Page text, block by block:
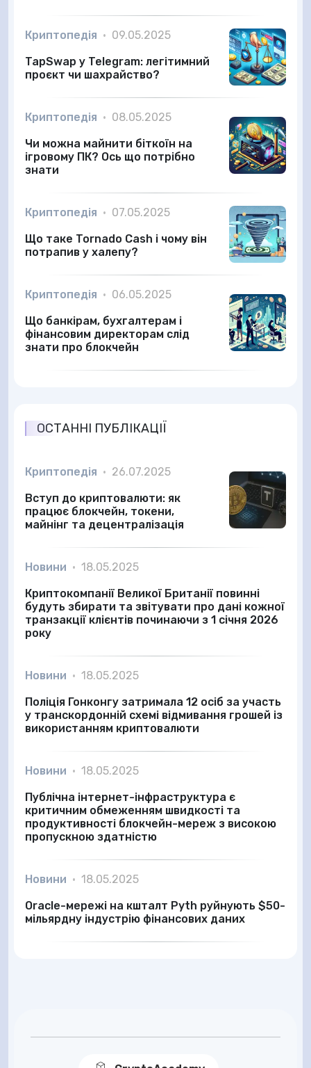
Криптопедія • 09.05.2025
TapSwap у Telegram: легітимний
проєкт чи шахрайство?
Криптопедія • 08.05.2025
Чи можна майнити біткоїн на
ігровому ПК? Ось що потрібно
знати
Криптопедія • 07.05.2025
Що таке Tornado Cash і чому він
потрапив у халепу?
Криптопедія • 06.05.2025
Що банкірам, бухгалтерам і
фінансовим директорам слід
знати про блокчейн
ОСТАННІ ПУБЛІКАЦІЇ
Криптопедія • 26.07.2025
Вступ до криптовалюти: як
працює блокчейн, токени,
майнінг та децентралізація
Новини • 18.05.2025
Криптокомпанії Великої Британії повинні
будуть збирати та звітувати про дані кожної
транзакції клієнтів починаючи з 1 січня 2026
року
Новини • 18.05.2025
Поліція Гонконгу затримала 12 осіб за участь
у транскордонній схемі відмивання грошей із
використанням криптовалюти
Новини • 18.05.2025
Публічна інтернет-інфраструктура є
критичним обмеженням швидкості та
продуктивності блокчейн-мереж з високою
пропускною здатністю
Новини • 18.05.2025
Oracle-мережі на кшталт Pyth руйнують $50-
мільярдну індустрію фінансових даних